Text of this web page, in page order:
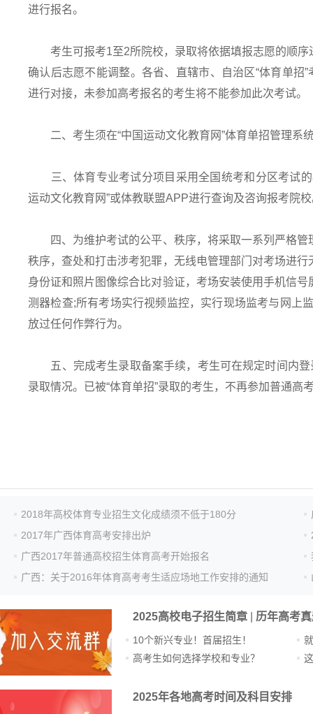
进行报名。
考生可报考1至2所院校，录取将依据填报志愿的顺序
确认后志愿不能调整。各省、直辖市、自治区“体育单招
进行对接，未参加高考报名的考生将不能参加此次考试。
二、考生须在“中国运动文化教育网”体育单招管理系
三、体育专业考试分项目采用全国统考和分区考试的
运动文化教育网”或体教联盟APP进行查询及咨询报考院
四、为维护考试的公平、秩序，将采取一系列严格管
秩序，查处和打击涉考犯罪，无线电管理部门对考场进
身份证和照片图像综合比对验证，考场安装使用手机信
测器检查;所有考场实行视频监控，实行现场监考与网上
放过任何作弊行为。
五、完成考生录取备案手续，考生可在规定时间内登
录取情况。已被“体育单招”录取的考生，不再参加普通高
2018年高校体育专业招生文化成绩须不低于180分
2017年广西体育高考安排出炉
广西2017年普通高校招生体育高考开始报名
广西：关于2016年体育高考考生适应场地工作安排的通知
2025高校电子招生简章 历年高考
10个新兴专业！首届招生！
高考生如何选择学校和专业？
2025年各地高考时间及科目安排